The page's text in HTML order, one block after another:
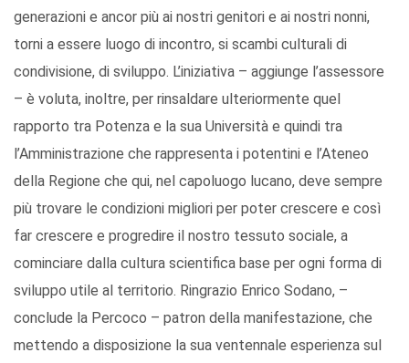
generazioni e ancor più ai nostri genitori e ai nostri nonni,
torni a essere luogo di incontro, si scambi culturali di
condivisione, di sviluppo. L’iniziativa – aggiunge l’assessore
– è voluta, inoltre, per rinsaldare ulteriormente quel
rapporto tra Potenza e la sua Università e quindi tra
l’Amministrazione che rappresenta i potentini e l’Ateneo
della Regione che qui, nel capoluogo lucano, deve sempre
più trovare le condizioni migliori per poter crescere e così
far crescere e progredire il nostro tessuto sociale, a
cominciare dalla cultura scientifica base per ogni forma di
sviluppo utile al territorio. Ringrazio Enrico Sodano, –
conclude la Percoco – patron della manifestazione, che
mettendo a disposizione la sua ventennale esperienza sul